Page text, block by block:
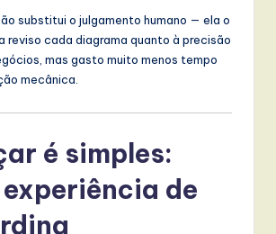
substitui o julgamento humano — ela o
reviso cada diagrama quanto à precisão
mas gasto muito menos tempo
mecânica.
é simples:
de